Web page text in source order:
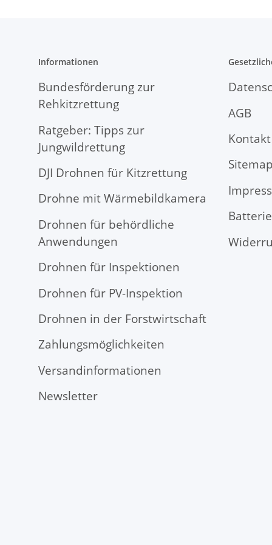
Informationen
Bundesförderung zur
Rehkitzrettung
Ratgeber: Tipps zur
Jungwildrettung
DJI Drohnen für Kitzrettung
Drohne mit Wärmebildkamera
Drohnen für behördliche
Anwendungen
Drohnen für Inspektionen
Drohnen für PV-Inspektion
Drohnen in der Forstwirtschaft
Zahlungsmöglichkeiten
Versandinformationen
Newsletter
AGB
Kontakt